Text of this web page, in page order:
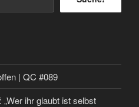
| QC #089
ihr glaubt ist selbst